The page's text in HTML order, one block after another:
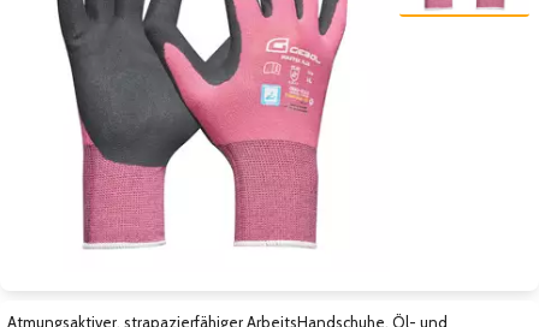
Atmungsaktiver, strapazierfähiger ArbeitsHandschuhe, Öl- und